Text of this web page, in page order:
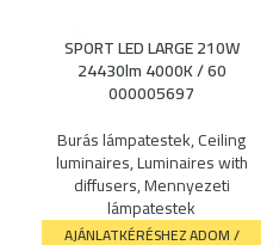
SPORT LED LARGE 210W
24430lm 4000K / 60
000005697
Burás lámpatestek,Ceiling
luminaires,Luminaires with
diffusers,Mennyezeti
lámpatestek
AJÁNLATKÉRÉSHEZ ADOM /